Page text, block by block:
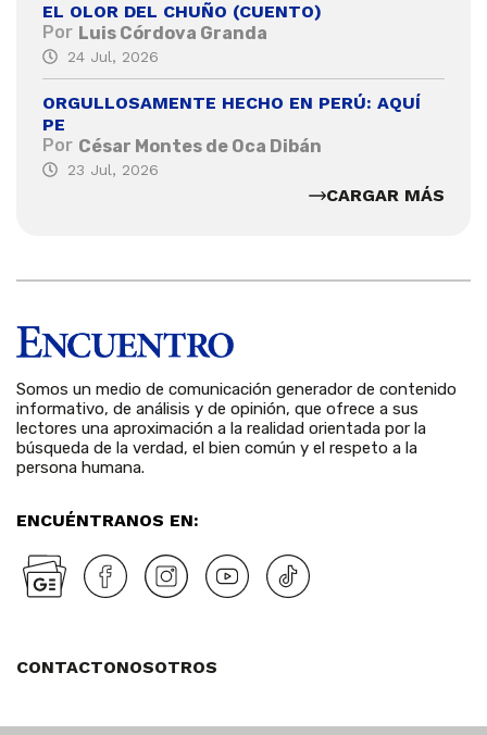
EL OLOR DEL CHUÑO (CUENTO)
Por Luis Córdova Granda
24 Jul, 2026
ORGULLOSAMENTE HECHO EN PERÚ: AQUÍ
PE
Por César Montes de Oca Dibán
23 Jul, 2026
CARGAR MÁS
Somos un medio de comunicación generador de contenido
informativo, de análisis y de opinión, que ofrece a sus
lectores una aproximación a la realidad orientada por la
búsqueda de la verdad, el bien común y el respeto a la
persona humana.
ENCUÉNTRANOS EN:
CONTACTONOSOTROS